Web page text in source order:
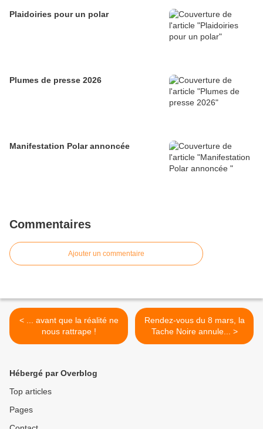
Plaidoiries pour un polar
Plumes de presse 2026
Manifestation Polar annoncée
Commentaires
Ajouter un commentaire
< ... avant que la réalité ne
nous rattrape !
Rendez-vous du 8 mars, la
Tache Noire annule... >
Hébergé par Overblog
Top articles
Pages